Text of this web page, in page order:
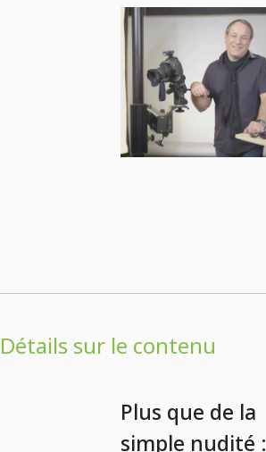
Détails sur le contenu
Plus que de la
simple nudité :